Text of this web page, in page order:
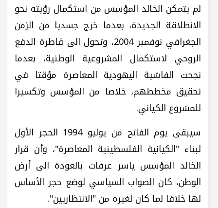
لم يتمكن الخالد المؤسس من استكمال رؤيته نحو
الانطلاقة الجديدة، بعدما خرج جسديا من الزمن
الجغرافي نوفمبر 2004، وتحول الى قاطرة الدفع
الروحي لاستكمال المشروعية الوطنية، بعدما
نجحت الفاشية اليهودية المعاصرة مؤقتا في
تحقيق مخططهم، خلاصا من المؤسس وتكسيرا
للمشروع الكياني.
سيبقى يوم الفاتح من يوليو 1994 الحجر الأول
لبناء "الكيانية الفلسطينية المعاصرة"، وأن قرار
الخالد المؤسس ياسر عرفات بالعودة الى أرض
الوطن، كان الصواب السياسي لوضع حجر الأساس
لها خلافا لما كان لغيره من "الانتظاريين".